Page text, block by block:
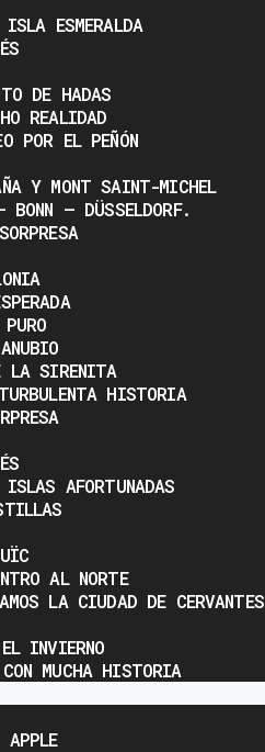
ESMERALDA
DE HADAS
REALIDAD
POR EL PEÑÓN
Y MONT SAINT-MICHEL
– DÜSSELDORF.
LA SIRENITA
HISTORIA
AFORTUNADAS
AL NORTE
LA CIUDAD DE CERVANTES
INVIERNO
MUCHA HISTORIA